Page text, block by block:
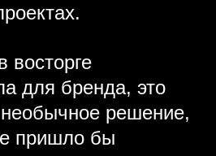
восторге
для бренда, это
решение,
пришло бы